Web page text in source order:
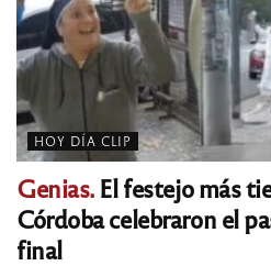
HOY DÍA CLIP
Genias.El festejo más
Córdoba celebraron el
final